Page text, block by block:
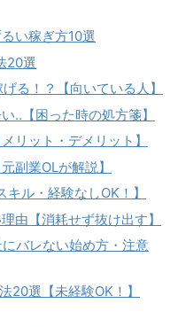
い稼ぎ方10選
20選
る！？【向いている人】
‥【困った時の処方箋】
リット・デメリット】
副業OLが解説】
ル・経験なしOK！】
由【消耗せず抜け出す】
バレない始め方・注意
20選【未経験OK！】